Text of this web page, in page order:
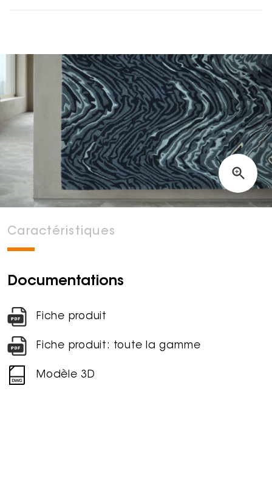
Caractéristiques
Documentations
Fiche produit
Fiche produit: toute la gamme
Modèle 3D